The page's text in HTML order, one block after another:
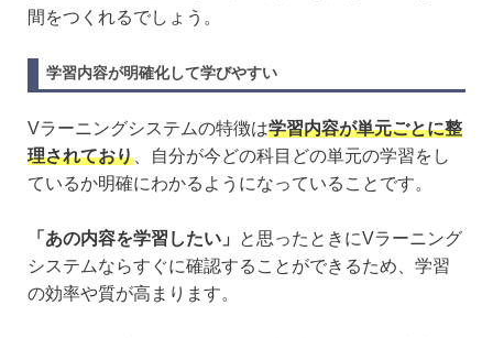
間をつくれるでしょう。
学習内容が明確化して学びやすい
Vラーニングシステムの特徴は学習内容が単元ごとに整
理されており 、自分が今どの科目どの単元の学習をし
ているか明確にわかるようになっていることです。
「あの内容を学習したい」
と思ったときにVラーニング
システムならすぐに確認することができるため、学習
の効率や質が高まります。